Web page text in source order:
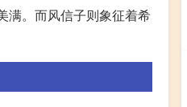
满。而风信子则象征着希